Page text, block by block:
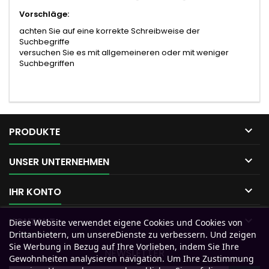
Vorschläge:
achten Sie auf eine korrekte Schreibweise der
Suchbegriffe
versuchen Sie es mit allgemeineren oder mit weniger
Suchbegriffen
PRODUKTE 
UNSER UNTERNEHMEN 
IHR KONTO 
KONTAKT 
Diese Website verwendet eigene Cookies und Cookies von
Drittanbietern, um unsereDienste zu verbessern. Und zeigen
Sie Werbung in Bezug auf Ihre Vorlieben, indem Sie Ihre
Gewohnheiten analysieren navigation. Um Ihre Zustimmung
NEWSLETTER